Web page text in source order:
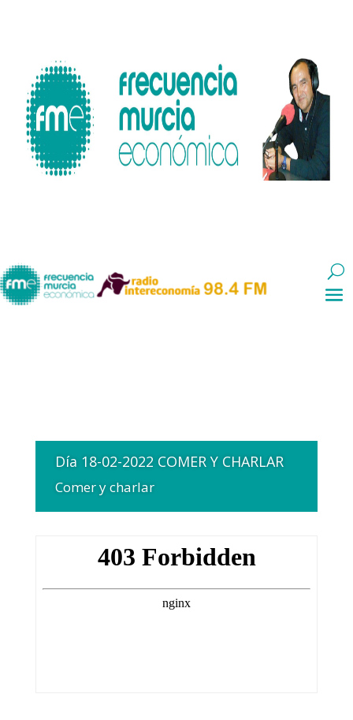
Día 18-02-2022 COMER Y CHARLAR
Comer y charlar